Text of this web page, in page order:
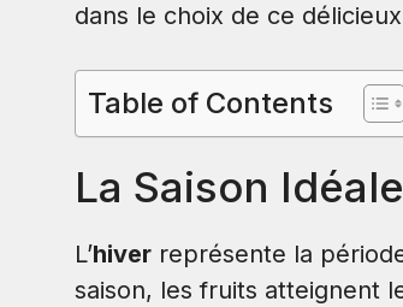
dans le choix de ce
Table of Contents
La Saison
L’hiver représente la
saison, les fruits atteignent